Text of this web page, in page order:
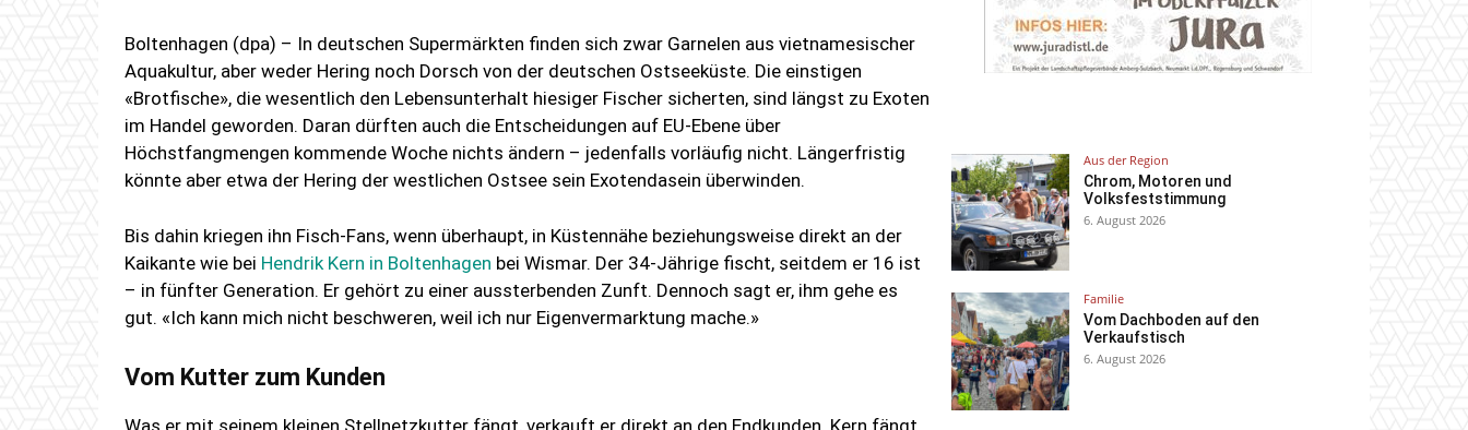
Boltenhagen (dpa) – In deutschen Supermärkten finden sich zwar Garnelen aus vietnamesischer
Aquakultur, aber weder Hering noch Dorsch von der deutschen Ostseeküste. Die einstigen
«Brotfische», die wesentlich den Lebensunterhalt hiesiger Fischer sicherten, sind längst zu Exoten
im Handel geworden. Daran dürften auch die Entscheidungen auf EU-Ebene über
Höchstfangmengen kommende Woche nichts ändern – jedenfalls vorläufig nicht. Längerfristig
könnte aber etwa der Hering der westlichen Ostsee sein Exotendasein überwinden.
Bis dahin kriegen ihn Fisch-Fans, wenn überhaupt, in Küstennähe beziehungsweise direkt an der
Kaikante wie bei Hendrik Kern in Boltenhagen bei Wismar. Der 34-Jährige fischt, seitdem er 16 ist
– in fünfter Generation. Er gehört zu einer aussterbenden Zunft. Dennoch sagt er, ihm gehe es
gut. «Ich kann mich nicht beschweren, weil ich nur Eigenvermarktung mache.»
Vom Kutter zum Kunden
Aus der Region
Chrom, Motoren und
Volksfeststimmung
6. August 2026
Familie
Vom Dachboden auf den
Verkaufstisch
6. August 2026